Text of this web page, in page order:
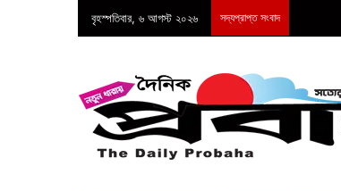
বৃহস্পতিবার, ৬ আগস্ট ২০২৬ সদ্যপ্রাপ্ত সংবাদ